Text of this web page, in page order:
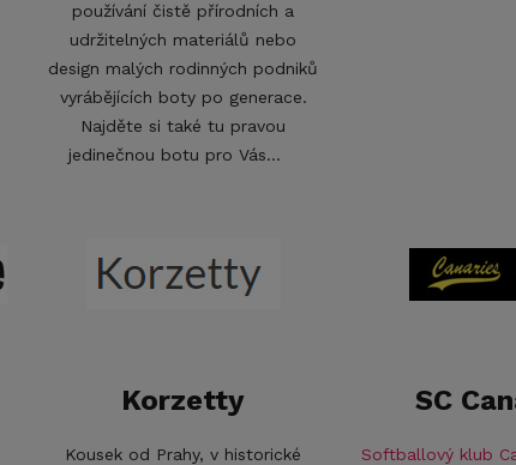
používání čistě přírodních a
udržitelných materiálů nebo
design malých rodinných podniků
vyrábějících boty po generace.
Najděte si také tu pravou
jedinečnou botu pro Vás...
Korzetty
Kousek od Prahy, v historické
SC
Softballový klub